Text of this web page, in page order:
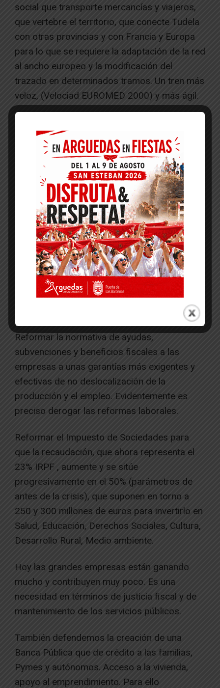
social que transporte mercancías y viajeros,
que vertebre el territorio, que conecte Tudela
con otras provincias y con Francia y Europa
para lo que se requiere la adaptación de la red
al ancho europeo y la modificación del
trazado en determinados tramos. Un tren más
veloz, (Velociad EUROMED 2000) y más ágil.
para el futuro desarrollo económico y social
de Navarra en su conjunto?
Igualdad en el acceso al empleo. Queremos
que el Servicio Navarro de Empleo, que ahora
interviene en el 2% de los contratos,
intervenga más en las contrataciones.
Proponemos que las grandes empresas
hagan al menos el 50% de los contratos
través del Servicio Navarro de Empleo. Y para
ello proponemos condicionar las ayudas y
beneficios fiscales a que se contrate a través
Reformar la normativa de ayudas,
subvenciones y beneficios fiscales a las
empresas a unas garantías más exigentes y
efectivas de no deslocalización de la
producción y el empleo. Evidentemente es
preciso derogar las reformas laborales.
Reformar el Impuesto de Sociedades para
que la recaudación, que ahora representa el
23% IRPF , aumente y se sitúe
progresivamente en el 50% (parámetros de
antes de la crisis), que suponen en torno a
250 y 300 millones de euros para invertirlo en
Salud, Educación, Derechos Sociales, Cultura,
Desarrollo Rural, Medio ambiente.
Hoy las grandes empresas están ganando
mucho y contribuyen muy poco. Es una
necesidad en términos de justicia fiscal y de
mantenimiento de los servicios públicos.
También defendemos la creación de una
Banca Pública que de crédito a las familias,
Pymes y autónomos. Acceso a la vivienda,
apoyo al emprendimiento. Para ello